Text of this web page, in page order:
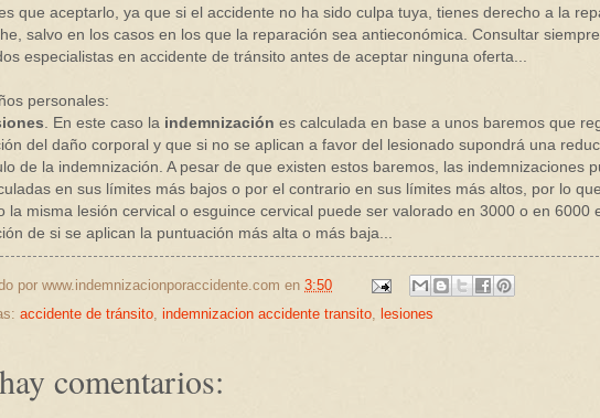
que aceptarlo, ya que si el accidente no ha sido culpa tuya, tienes derecho a la
salvo en los casos en los que la reparación sea antieconómica. Consultar
especialistas en accidente de tránsito antes de aceptar ninguna oferta...
personales:
. En este caso la indemnización es calculada en base a unos baremos que
del daño corporal y que si no se aplican a favor del lesionado supondrá una
de la indemnización. A pesar de que existen estos baremos, las indemnizaciones
en sus límites más bajos o por el contrario en sus límites más altos, por lo
la misma lesión cervical o esguince cervical puede ser valorado en 3000 o en 6000
de si se aplican la puntuación más alta o más baja...
por www.indemnizacionporaccidente.com en 3:50
accidente de tránsito, indemnizacion accidente transito, lesiones
comentarios: